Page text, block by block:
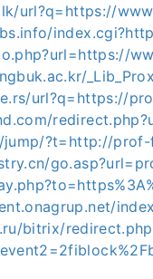
url?q=https://
url?q=https://
?t=http://prof-
bitrix/